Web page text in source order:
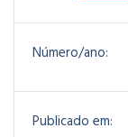
Número/ano:
Publicado em: